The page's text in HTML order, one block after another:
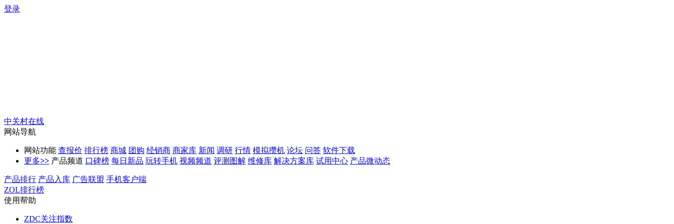
登录
中关村在线
网站导航
网站功能 查报价 排行榜 商城 团购 经销商 商家库 新闻 调研 行情 模拟攒机 论坛 问答 软件下载
更多>> 产品频道 口碑榜 每日新品 玩转手机 视频频道 评测图解 维修库 解决方案库 试用中心 产品微动态
产品排行 产品入库 广告联盟 手机客户端
ZOL排行榜
使用帮助
ZDC关注指数